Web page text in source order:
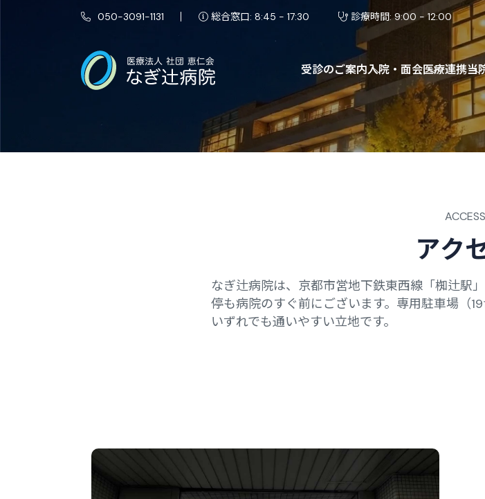
050-3091-1131 総合窓口: 8:45 - 17:30 診療時間: 9:00 - 12:00
受診のご案内入院・面会医療連携当
ACCESS
アク
なぎ辻病院は、京都市営地下鉄東西線「椥辻駅
停も病院のすぐ前にございます。専用駐車場（
いずれでも通いやすい立地です。